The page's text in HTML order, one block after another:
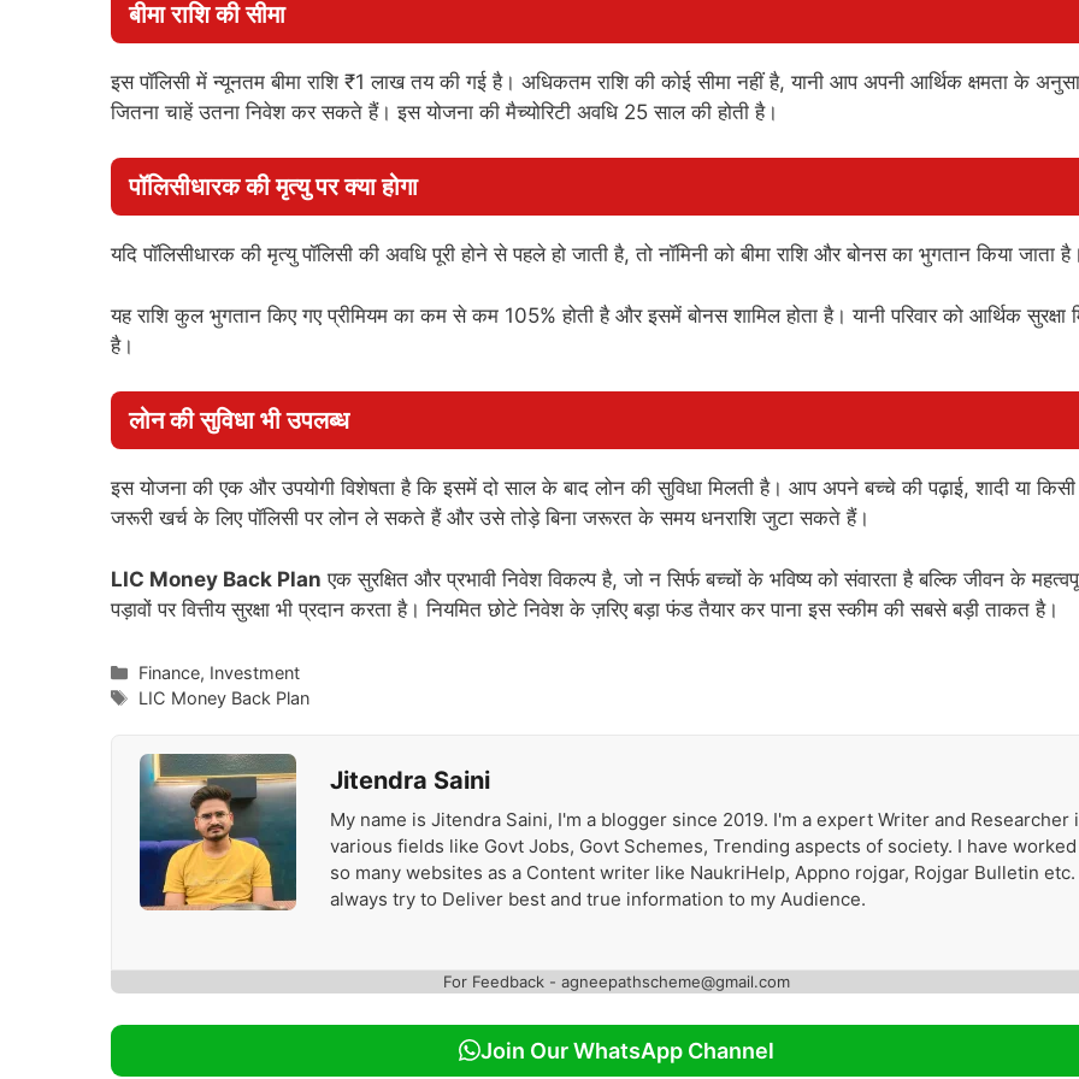
बीमा राशि की सीमा
इस पॉलिसी में न्यूनतम बीमा राशि ₹1 लाख तय की गई है। अधिकतम राशि की कोई सीमा नहीं है, यानी आप अपनी आर्थिक क्षमता के
जितना चाहें उतना निवेश कर सकते हैं। इस योजना की मैच्योरिटी अवधि 25 साल की होती है।
पॉलिसीधारक की मृत्यु पर क्या होगा
यदि पॉलिसीधारक की मृत्यु पॉलिसी की अवधि पूरी होने से पहले हो जाती है, तो नॉमिनी को बीमा राशि और बोनस का भुगतान किया जाता है।
यह राशि कुल भुगतान किए गए प्रीमियम का कम से कम 105% होती है और इसमें बोनस शामिल होता है। यानी परिवार को आर्थिक सुरक्षा
है।
लोन की सुविधा भी उपलब्ध
इस योजना की एक और उपयोगी विशेषता है कि इसमें दो साल के बाद लोन की सुविधा मिलती है। आप अपने बच्चे की पढ़ाई, शादी या
जरूरी खर्च के लिए पॉलिसी पर लोन ले सकते हैं और उसे तोड़े बिना जरूरत के समय धनराशि जुटा सकते हैं।
LIC Money Back Plan एक सुरक्षित और प्रभावी निवेश विकल्प है, जो न सिर्फ बच्चों के भविष्य को संवारता है बल्कि जीवन के
पड़ावों पर वित्तीय सुरक्षा भी प्रदान करता है। नियमित छोटे निवेश के ज़रिए बड़ा फंड तैयार कर पाना इस स्कीम की सबसे बड़ी ताकत है।
Categories
Finance, Investment
Tags
LIC Money Back Plan
Jitendra Saini
My name is Jitendra Saini, I'm a blogger since 2019. I'm a expert Writer and Researcher
various fields like Govt Jobs, Govt Schemes, Trending aspects of society. I have
so many websites as a Content writer like NaukriHelp, Appno rojgar, Rojgar Bulletin etc.
always try to Deliver best and true information to my Audience.
For Feedback - agneepathscheme@gmail.com
Join Our WhatsApp Channel